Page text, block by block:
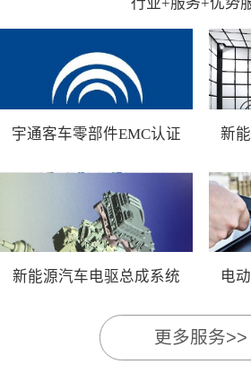
宇通客车零部件EMC认证
新
新能源汽车电驱总成系统
电
更多服务>>